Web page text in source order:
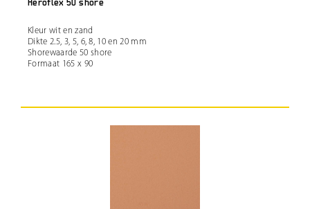
Aeroflex 50 shore
Kleur wit en zand
Dikte 2.5, 3, 5, 6, 8, 10 en 20 mm
Shorewaarde 50 shore
Formaat 165 x 90